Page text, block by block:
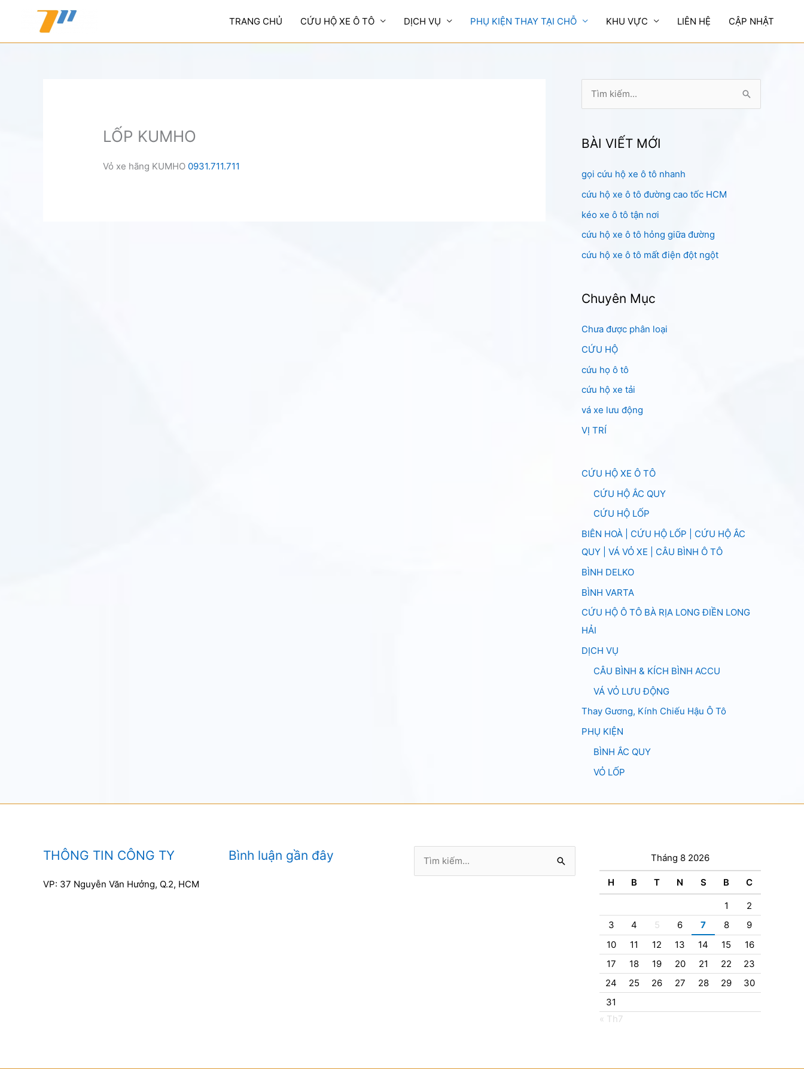
TRANG CHỦ CỨU HỘ XE Ô TÔ DỊCH VỤ PHỤ KIỆN THAY TẠI CHỖ KHU VỰC LIÊN HỆ CẬP NHẬT
LỐP KUMHO
Vỏ xe hãng KUMHO 0931.711.711
k
ế
m
:
BÀI VIẾT MỚI
gọi cứu hộ xe ô tô nhanh
cứu hộ xe ô tô đường cao tốc HCM
kéo xe ô tô tận nơi
cứu hộ xe ô tô hỏng giữa đường
cứu hộ xe ô tô mất điện đột ngột
Chuyên Mục
Chưa được phân loại
CỨU HỘ
cứu họ ô tô
cứu hộ xe tải
vá xe lưu động
VỊ TRÍ
CỨU HỘ XE Ô TÔ
CỨU HỘ ẮC QUY
CỨU HỘ LỐP
BIÊN HOÀ | CỨU HỘ LỐP | CỨU HỘ ẮC
QUY | VÁ VỎ XE | CÂU BÌNH Ô TÔ
BÌNH DELKO
BÌNH VARTA
CỨU HỘ Ô TÔ BÀ RỊA LONG ĐIỀN LONG
HẢI
DỊCH VỤ
CÂU BÌNH & KÍCH BÌNH ACCU
VÁ VỎ LƯU ĐỘNG
Thay Gương, Kính Chiếu Hậu Ô Tô
PHỤ KIỆN
BÌNH ẮC QUY
VỎ LỐP
THÔNG TIN CÔNG TY
VP: 37 Nguyễn Văn Hưởng, Q.2, HCM
Bình luận gần đây
kiếm:
Tháng 8 2026
H B T N S B C
1
2
3
4 5 6 7 8
9
10
11 12 13 14 15
16
17
18 19 20 21 22
23
24
25 26 27 28 29
30
31
« Th7